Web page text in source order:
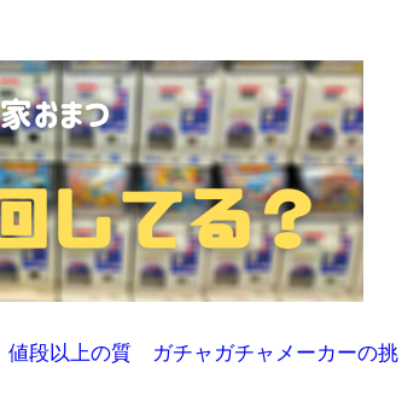
値段以上の質 ガチャガチャメーカーの挑